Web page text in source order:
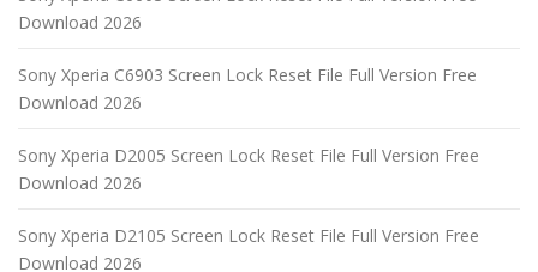
Download 2026
Sony Xperia C6903 Screen Lock Reset File Full Version Free
Download 2026
Sony Xperia D2005 Screen Lock Reset File Full Version Free
Download 2026
Sony Xperia D2105 Screen Lock Reset File Full Version Free
Download 2026